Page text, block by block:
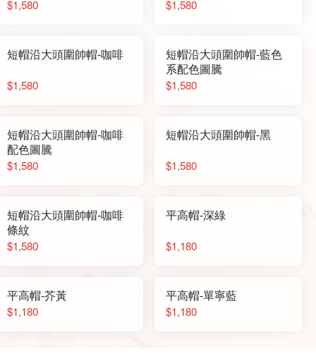
$1,580 $1,580
短帽沿大頭圍帥帽-咖啡
$1,580
短帽沿大頭圍帥帽-藍色
系配色圖騰
$1,580
短帽沿大頭圍帥帽-咖啡
配色圖騰
$1,580
短帽沿大頭圍帥帽-黑
$1,580
短帽沿大頭圍帥帽-咖啡
條紋
$1,580
平高帽-深綠
$1,180
平高帽-芥黃
$1,180
平高帽-單寧藍
$1,180